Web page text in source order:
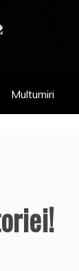
Multumiri